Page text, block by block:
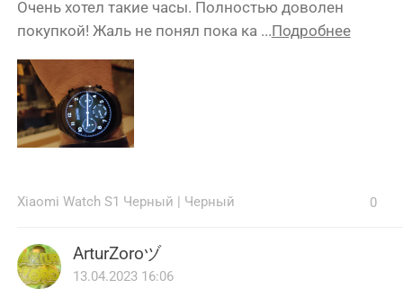
Очень хотел такие часы. Полностью доволен
покупкой! Жаль не понял пока ка ...Подробнее
Xiaomi Watch S1 Черный | Черный 0
ArturZoroヅ
13.04.2023 16:06